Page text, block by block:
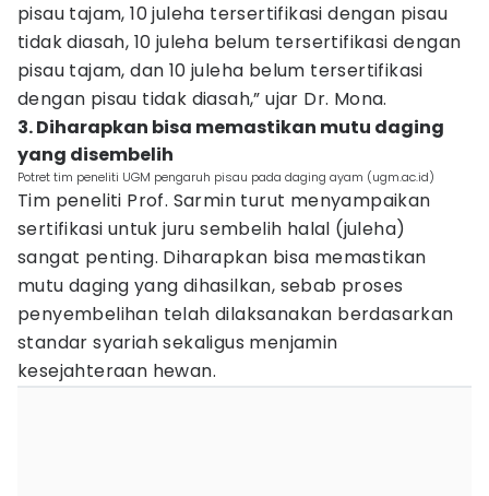
pisau tajam, 10 juleha tersertifikasi dengan pisau
tidak diasah, 10 juleha belum tersertifikasi dengan
pisau tajam, dan 10 juleha belum tersertifikasi
dengan pisau tidak diasah,” ujar Dr. Mona.
3. Diharapkan bisa memastikan mutu daging
yang disembelih
Potret tim peneliti UGM pengaruh pisau pada daging ayam (ugm.ac.id)
Tim peneliti Prof. Sarmin turut menyampaikan
sertifikasi untuk juru sembelih halal (juleha)
sangat penting. Diharapkan bisa memastikan
mutu daging yang dihasilkan, sebab proses
penyembelihan telah dilaksanakan berdasarkan
standar syariah sekaligus menjamin
kesejahteraan hewan.